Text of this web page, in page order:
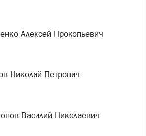
Алексей Прокопьевич
Николай Петрович
Василий Николаевич